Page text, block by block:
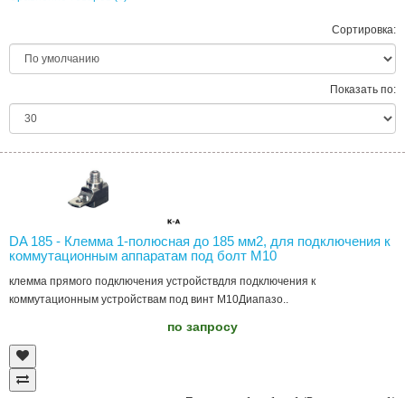
Сортировка:
Показать по:
DA 185 - Клемма 1-полюсная до 185 мм2, для подключения к
коммутационным аппаратам под болт М10
клемма прямого подключения устройствдля подключения к
коммутационным устройствам под винт M10Диапазо..
по запросу